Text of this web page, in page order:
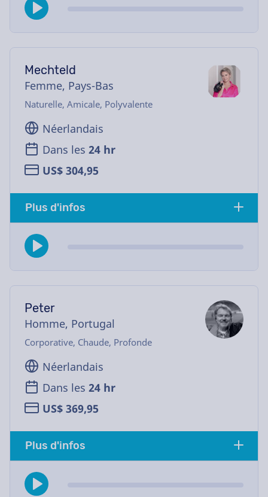
Mechteld
Femme, Pays-Bas
Naturelle, Amicale, Polyvalente
Néerlandais
Dans les 24 hr
US$ 304,95
Plus d'infos
Peter
Homme, Portugal
Corporative, Chaude, Profonde
Néerlandais
Dans les 24 hr
US$ 369,95
Plus d'infos